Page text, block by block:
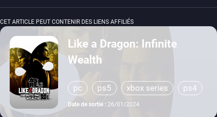
CET ARTICLE PEUT CONTENIR DES LIENS AFFILIÉS
Like a Dragon: Infinite
Wealth
pc ps5 xbox series
ps4
xbox one
Date de sortie : 26/01/2024